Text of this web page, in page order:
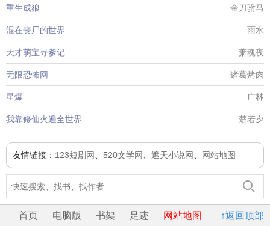
重生成狼 金刀驸马
混在丧尸的世界 雨水
天才萌宝寻爹记 萧魂夜
无限恐怖网 诸葛烤肉
星爆 广林
我靠修仙火遍全世界 楚若夕
友情链接： 123短剧网 520文学网 遮天小说网 网站地图
↑返回顶部
首页 电脑版 书架 足迹 网站地图